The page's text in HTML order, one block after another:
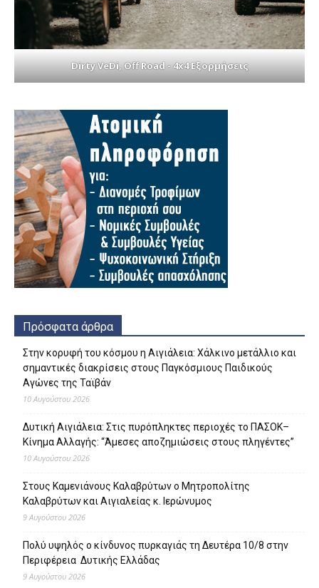
Dirty VeDi, Off Road - 4x4 Εξορμήσεις
Πρόσφατα άρθρα
Στην κορυφή του κόσμου η Αιγιάλεια: Χάλκινο μετάλλιο και
σημαντικές διακρίσεις στους Παγκόσμιους Παιδικούς
Αγώνες της Ταϊβάν
10 Αυγούστου 2026
Δυτική Αιγιάλεια: Στις πυρόπληκτες περιοχές το ΠΑΣΟΚ–
Κίνημα Αλλαγής: “Άμεσες αποζημιώσεις στους πληγέντες”
10 Αυγούστου 2026
Στους Καμενιάνους Καλαβρύτων ο Μητροπολίτης
Καλαβρύτων και Αιγιαλείας κ. Ιερώνυμος
9 Αυγούστου 2026
Πολύ υψηλός ο κίνδυνος πυρκαγιάς τη Δευτέρα 10/8 στην
Περιφέρεια Δυτικής Ελλάδας
9 Αυγούστου 2026